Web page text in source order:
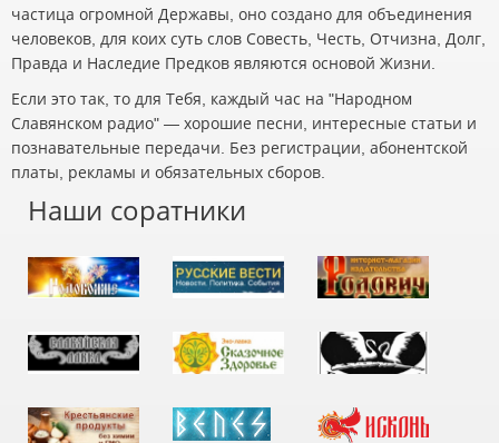
частица огромной Державы, оно создано для объединения
человеков, для коих суть слов Совесть, Честь, Отчизна, Долг,
Правда и Наследие Предков являются основой Жизни.
Если это так, то для Тебя, каждый час на "Народном
Славянском радио" — хорошие песни, интересные статьи и
познавательные передачи. Без регистрации, абонентской
платы, рекламы и обязательных сборов.
Наши соратники